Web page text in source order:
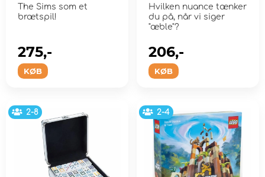
The Sims som et
brætspil!
KØB
275,-
Hvilken nuance tænker
du på, når vi siger
"æble"?
KØB
206,-
2-8 2-4